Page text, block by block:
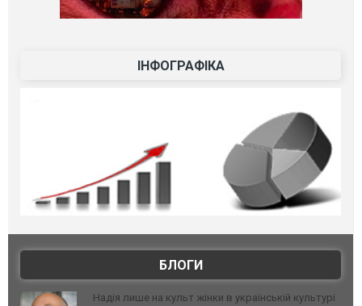
ІНФОГРАФІКА
БЛОГИ
Надія лише на культ жінки в українській культурі